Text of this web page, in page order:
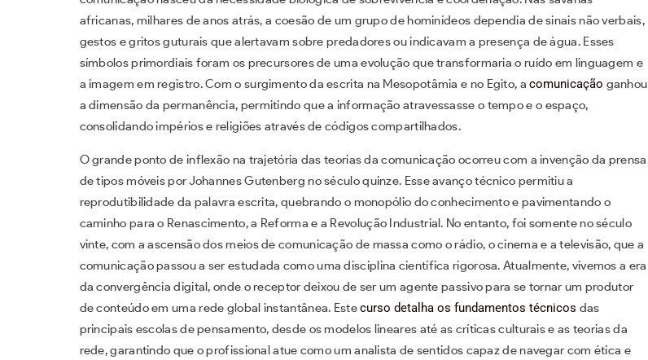
africanas, milhares de anos atrás, a coesão de um grupo de hominídeos dependia de sinais não verbais,
gestos e gritos guturais que alertavam sobre predadores ou indicavam a presença de água. Esses
símbolos primordiais foram os precursores de uma evolução que transformaria o ruído em linguagem e
a imagem em registro. Com o surgimento da escrita na Mesopotâmia e no Egito, acomunicação ganhou
a dimensão da permanência, permitindo que a informação atravessasse o tempo e o espaço,
consolidando impérios e religiões através de códigos compartilhados.
O grande ponto de inflexão na trajetória das teorias da comunicação ocorreu com a invenção da prensa
de tipos móveis por Johannes Gutenberg no século quinze. Esse avanço técnico permitiu a
reprodutibilidade da palavra escrita, quebrando o monopólio do conhecimento e pavimentando o
caminho para o Renascimento, a Reforma e a Revolução Industrial. No entanto, foi somente no século
vinte, com a ascensão dos meios de comunicação de massa como o rádio, o cinema e a televisão, que a
comunicação passou a ser estudada como uma disciplina científica rigorosa. Atualmente, vivemos a era
da convergência digital, onde o receptor deixou de ser um agente passivo para se tornar um produtor
de conteúdo em uma rede global instantânea. Estecurso detalha os fundamentos técnicos das
principais escolas de pensamento, desde os modelos lineares até as críticas culturais e as teorias da
rede, garantindo que o profissional atue como um analista de sentidos capaz de navegar com ética e